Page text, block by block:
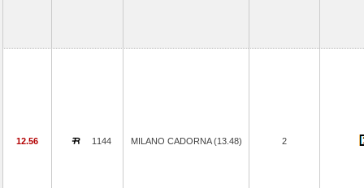
12.56 1144 MILANO CADORNA (13.48) 2